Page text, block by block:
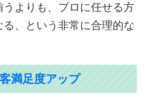
よりも、プロに任せる方
、という非常に合理的な
満足度アップ